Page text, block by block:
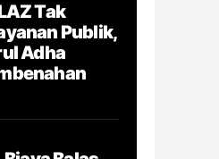
Tak
Publik,
Adha